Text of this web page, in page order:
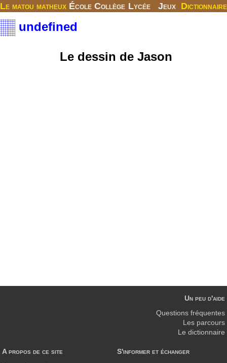
Le matou matheux École Collège Lycée Jeux Dictionnaire
undefined
Le dessin de Jason
A propos de ce site
S'informer et échanger
Un peu d'aide
Questions fréquentes
Les parcours
Le dictionnaire